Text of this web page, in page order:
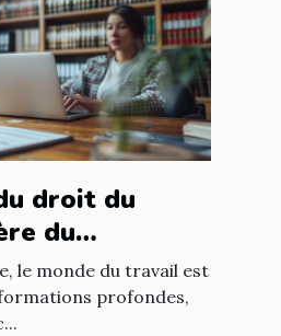
droit du
du
enjeux et
le monde du travail est
profondes,